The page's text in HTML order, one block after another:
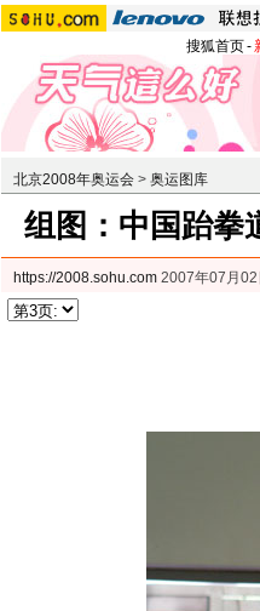
搜狐首页-
北京2008年奥运会 > 奥运图库
组图：中国跆拳
https://2008.sohu.com 2007年07月